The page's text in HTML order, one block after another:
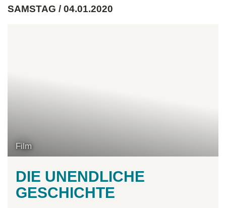
SAMSTAG / 04.01.2020
Film
DIE UNENDLICHE
GESCHICHTE